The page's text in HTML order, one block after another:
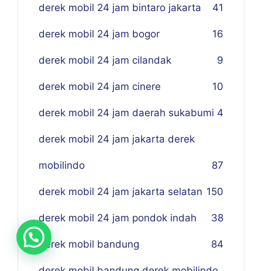
derek mobil 24 jam bintaro jakarta 41
derek mobil 24 jam bogor 16
derek mobil 24 jam cilandak 9
derek mobil 24 jam cinere 10
derek mobil 24 jam daerah sukabumi 4
derek mobil 24 jam jakarta derek
mobilindo 87
derek mobil 24 jam jakarta selatan 150
derek mobil 24 jam pondok indah 38
derek mobil bandung 84